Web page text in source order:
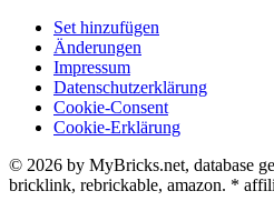
Set hinzufügen
Änderungen
Impressum
Datenschutzerklärung
Cookie-Consent
Cookie-Erklärung
© 2026 by MyBricks.net, database
bricklink, rebrickable, amazon. *